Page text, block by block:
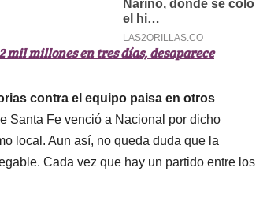
millones en tres días, desaparece
contra el equipo paisa en otros
Santa Fe venció a Nacional por dicho
local. Aun así, no queda duda que la
Cada vez que hay un partido entre los